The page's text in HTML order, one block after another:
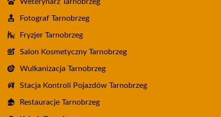
Fotograf Tarnobrzeg
Fryzjer Tarnobrzeg
Salon Kosmetyczny Tarnobrzeg
Wulkanizacja Tarnobrzeg
Stacja Kontroli Pojazdów Tarnobrzeg
Restauracje Tarnobrzeg